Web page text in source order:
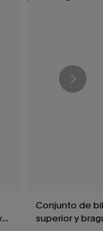
Conjunto de
superior y